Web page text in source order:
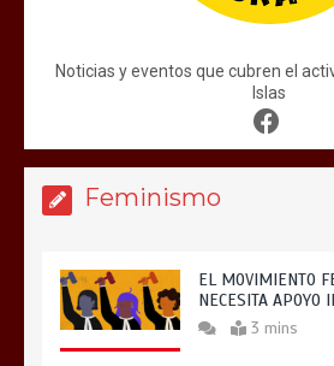
Noticias y eventos que cubren el
Islas
Feminismo
EL MOVIMIENTO
NECESITA APOYO
3 mins